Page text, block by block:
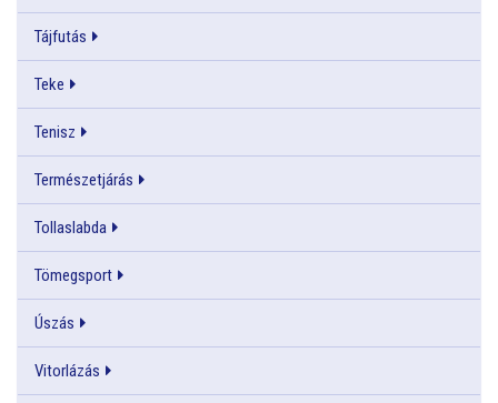
Tájfutás
Teke
Tenisz
Természetjárás
Tollaslabda
Tömegsport
Úszás
Vitorlázás